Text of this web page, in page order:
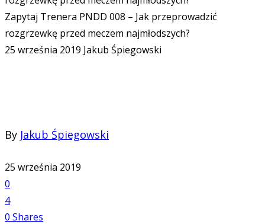
Zapytaj Trenera PNDD 008 – Jak przeprowadzić
rozgrzewkę przed meczem najmłodszych?
25 września 2019 Jakub Śpiegowski
By Jakub Śpiegowski
25 września 2019
0
4
0 Shares